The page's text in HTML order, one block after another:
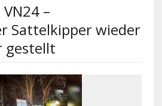
–
Sattelkipper wieder
gestellt